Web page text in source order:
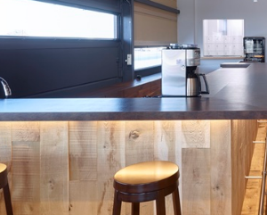
住空間
使用上のご注意
リクルート情報